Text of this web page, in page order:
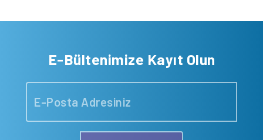
E-Bültenimize Kayıt Olun